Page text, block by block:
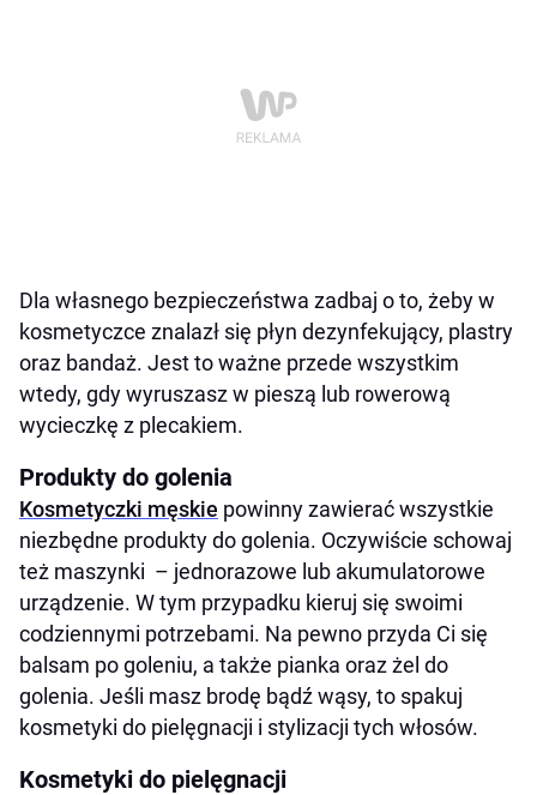
Dla własnego bezpieczeństwa zadbaj o to, żeby w
kosmetyczce znalazł się płyn dezynfekujący, plastry
oraz bandaż. Jest to ważne przede wszystkim
wtedy, gdy wyruszasz w pieszą lub rowerową
wycieczkę z plecakiem.
Produkty do golenia
Kosmetyczki męskie powinny zawierać wszystkie
niezbędne produkty do golenia. Oczywiście schowaj
też maszynki – jednorazowe lub akumulatorowe
urządzenie. W tym przypadku kieruj się swoimi
codziennymi potrzebami. Na pewno przyda Ci się
balsam po goleniu, a także pianka oraz żel do
golenia. Jeśli masz brodę bądź wąsy, to spakuj
kosmetyki do pielęgnacji i stylizacji tych włosów.
Kosmetyki do pielęgnacji